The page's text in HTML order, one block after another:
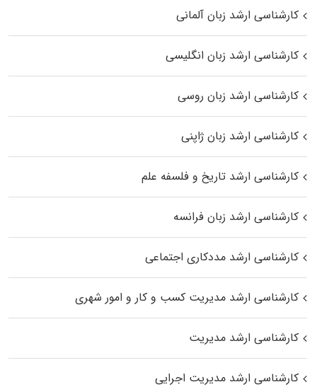
کارشناسی ارشد زبان آلمانی
کارشناسی ارشد زبان انگلیسی
کارشناسی ارشد زبان روسی
کارشناسی ارشد زبان ژاپنی
کارشناسی ارشد تاریخ و فلسفه علم
کارشناسی ارشد زبان فرانسه
کارشناسی ارشد مددکاری اجتماعی
کارشناسی ارشد مدیریت کسب و کار و امور شهری
کارشناسی ارشد مدیریت
کارشناسی ارشد مدیریت اجرایی